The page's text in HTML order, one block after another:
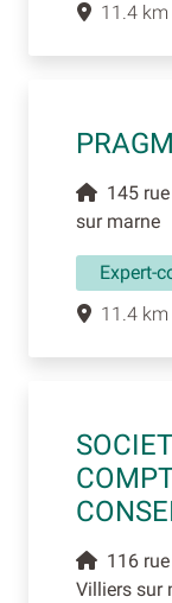
11.4
145
sur marne
Expert-
11.4
116
Villiers sur